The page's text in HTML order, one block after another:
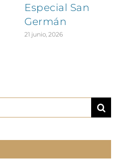
Especial San
Germán
21 junio, 2026